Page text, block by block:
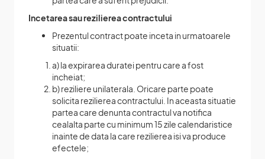
Incetarea sau rezilierea contractului
Prezentul contract poate inceta in urmatoarele
situatii:
a) la expirarea duratei pentru care a fost
incheiat;
b) reziliere unilaterala. Oricare parte poate
solicita rezilierea contractului. In aceasta situatie
partea care denunta contractul va notifica
cealalta parte cu minimum 15 zile calendaristice
inainte de data la care rezilierea isi va produce
efectele;